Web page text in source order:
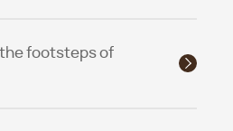
footsteps of